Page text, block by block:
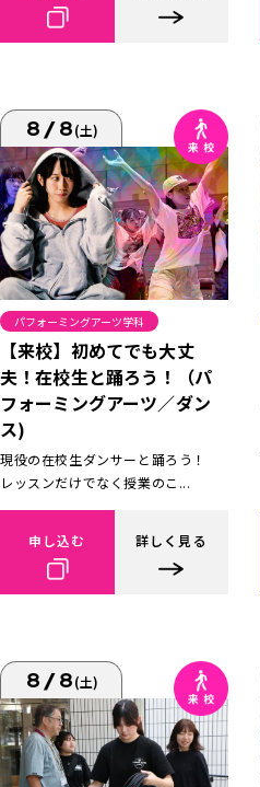
8/8(土)
パフォーミングアーツ学科
【来校】初めてでも大丈
夫！在校生と踊ろう！（パ
フォーミングアーツ／ダン
ス)
現役の在校生ダンサーと踊ろう！
レッスンだけでなく授業のこ...
申し込む 詳しく見る
8/8(土)